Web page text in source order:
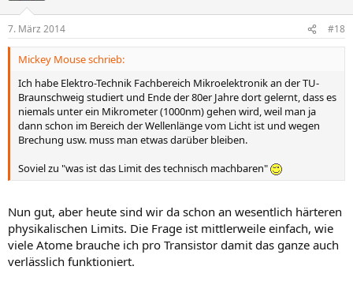
7. März 2014 #18
Mickey Mouse schrieb:
Ich habe Elektro-Technik Fachbereich Mikroelektronik an der TU-
Braunschweig studiert und Ende der 80er Jahre dort gelernt, dass es
niemals unter ein Mikrometer (1000nm) gehen wird, weil man ja
dann schon im Bereich der Wellenlänge vom Licht ist und wegen
Brechung usw. muss man etwas darüber bleiben.
Soviel zu "was ist das Limit des technisch machbaren"
Nun gut, aber heute sind wir da schon an wesentlich härteren
physikalischen Limits. Die Frage ist mittlerweile einfach, wie
viele Atome brauche ich pro Transistor damit das ganze auch
verlässlich funktioniert.